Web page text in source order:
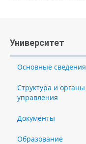
Университет
Основные сведения
Структура и органы
управления
Документы
Образование